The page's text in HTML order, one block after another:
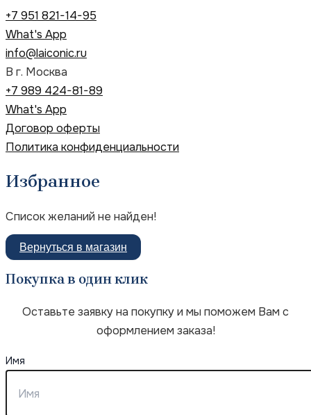
+7 951 821-14-95
What's App
info@laiconic.ru
В г. Москва
+7 989 424-81-89
What's App
Договор оферты
Политика конфиденциальности
Избранное
Список желаний не найден!
Вернуться в магазин
Покупка в один клик
Оставьте заявку на покупку и мы поможем Вам с
оформлением заказа!
Имя